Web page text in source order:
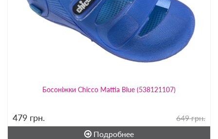
Босоніжки Chicco Mattia Blue (538121107)
479 грн.
649 грн.
Подробнее